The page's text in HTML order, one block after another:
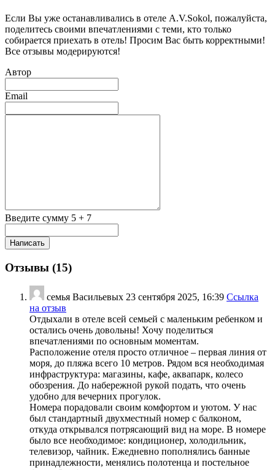
Если Вы уже останавливались в отеле A.V.Sokol, пожалуйста,
поделитесь своими впечатлениями с теми, кто только
собирается приехать в отель! Просим Вас быть корректными!
Все отзывы модерируются!
Автор
Email
Введите сумму 5 + 7
Отзывы (15)
семья Васильевых 23 сентября 2025, 16:39 Ссылка
на отзыв
Отдыхали в отеле всей семьей с маленьким ребенком и
остались очень довольны! Хочу поделиться
впечатлениями по основным моментам.
Расположение отеля просто отличное – первая линия от
моря, до пляжа всего 10 метров. Рядом вся необходимая
инфраструктура: магазины, кафе, аквапарк, колесо
обозрения. До набережной рукой подать, что очень
удобно для вечерних прогулок.
Номера порадовали своим комфортом и уютом. У нас
был стандартный двухместный номер с балконом,
откуда открывался потрясающий вид на море. В номере
было все необходимое: кондиционер, холодильник,
телевизор, чайник. Ежедневно пополнялись банные
принадлежности, менялись полотенца и постельное